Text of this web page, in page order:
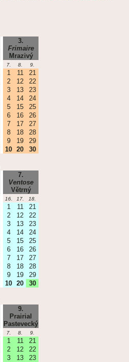
3.
Frimaire
Mrazivý
7. 8. 9.
1 11
21
2 12
22
3 13
23
4 14
24
5 15
25
6 16
26
7 17
27
8 18
28
9 19
29
10 20 30
7.
Ventose
Větrný
16. 17. 18.
1 11
21
2 12
22
3 13
23
4 14
24
5 15
25
6 16
26
7 17
27
8 18
28
9 19
29
10 20 30
9.
Prairial
Pastevecký
7. 8. 9.
1 11
21
2 12
22
3 13
23